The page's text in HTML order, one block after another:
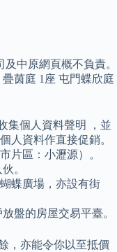
中原網頁概不負責。
茵庭 1座 屯門蝶欣庭
集個人資料聲明 ，並
人資料作直接促銷。
片區：小瀝源）。
。
蝶廣場，亦設有街
盤的房屋交易平臺。
，亦能令你以至抵價